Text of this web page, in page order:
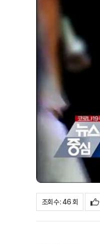
조회수 : 46 회